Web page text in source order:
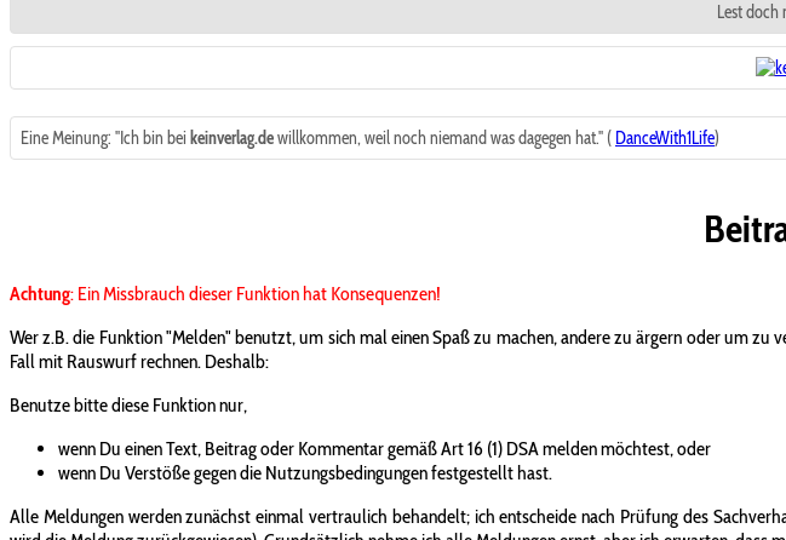
Lest doch
Eine Meinung: "Ich bin bei keinverlag.dewillkommen, weil noch niemand was dagegen hat." ( DanceWith1Life)
Achtung: Ein Missbrauch dieser Funktion hat Konsequenzen!
Wer z.B. die Funktion "Melden" benutzt, um sich mal einen Spaß zu machen, andere zu ärgern oder um
Fall mit Rauswurf rechnen. Deshalb:
Benutze bitte diese Funktion nur,
wenn Du einen Text, Beitrag oder Kommentar gemäß Art 16 (1) DSA melden möchtest, oder
wenn Du Verstöße gegen die Nutzungsbedingungen festgestellt hast.
Alle Meldungen werden zunächst einmal vertraulich behandelt; ich entscheide nach Prüfung des